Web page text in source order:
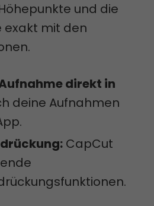
und die
exakt mit den
direkt in
deine Aufnahmen
CapCut